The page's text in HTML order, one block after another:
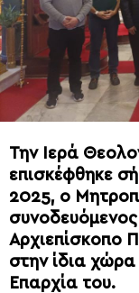
Την Ιερά
επισκέφθηκε
2025, ο
Αρχιεπίσκοπο
στην ίδια χώρα
Επαρχία του.